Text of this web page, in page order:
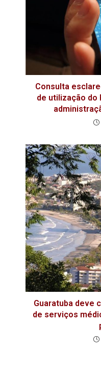
Consulta
de utilização do
Guaratuba deve
de serviços